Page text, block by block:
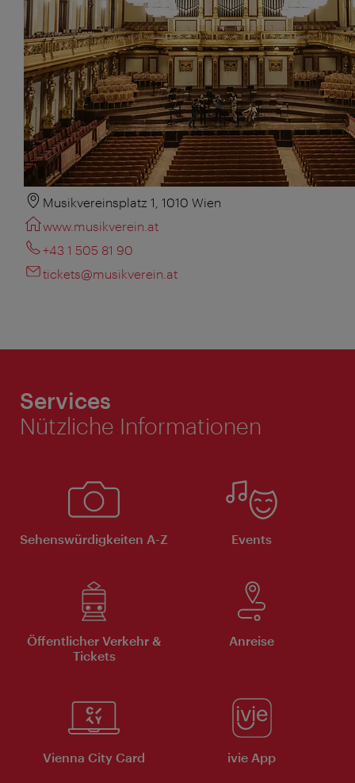
Musikvereinsplatz 1, 1010 Wien
www.musikverein.at
+43 1 505 81 90
tickets@musikverein.at
Services
Nützliche Informationen
Sehenswürdigkeiten A-Z Events
Öffentlicher Verkehr &
Tickets
Anreise
Vienna City Card ivie App